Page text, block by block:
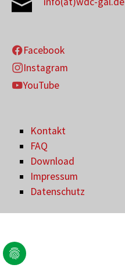
Facebook
Instagram
YouTube
Kontakt
FAQ
Download
Impressum
Datenschutz